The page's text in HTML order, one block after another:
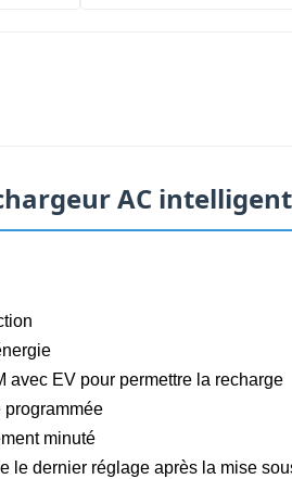
AC
avec EV pour permettre la recharge
programmée
minuté
le dernier réglage après la mise